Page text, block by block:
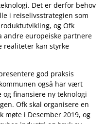
Det er derfor behov
i reiselivsstrategien som
og Ofk
andre europeiske partnere
realiteter kan styrke
god praksis
også har vært
finansiere ny teknologi
Ofk skal organisere en
møte i Desember 2019, og